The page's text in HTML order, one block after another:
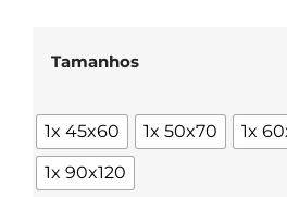
Tamanhos
1x 45x60 1x 50x70 1x
1x 90x120